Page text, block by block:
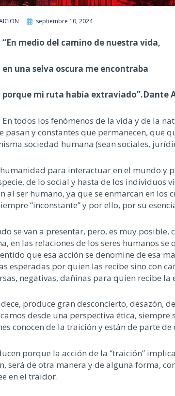
septiembre 10, 2024
“En medio del camino de nuestra vida,
en una selva oscura me encontraba
porque mi ruta había extraviado”.Dante
En todos los fenómenos de la vida y de la
pasan y constantes que permanecen, que
sociedad humana (sean sociales,
para interactuar en el mundo y
de lo social y hasta de los individuos
al ser humano, ya que se enmarcan en los
“inconstante”y por ello, por su
se van a presentar, pero, es muy posible,
, en las relaciones de los seres humanos se
que esa acción se denomine de esa
s esperadas por quien las recibe sino con
, negativas, dañinas para quien recibe la
produce gran desconcierto, desazón,
desde una perspectiva ética, siempre
conocen de la traición y están de parte
n porque la acción de la “traición”
, será de otra manera y de alguna forma,
en el traidor.